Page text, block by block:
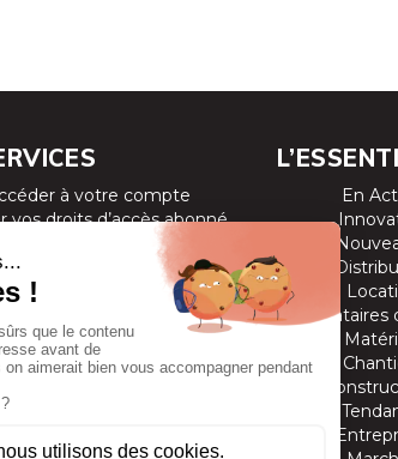
à votre compte
vos droits d’accès abonné
les magazines
aux newsletters
Devenir annonceur
à l’extranet annonceur
Nous contacter
En
Prestataires